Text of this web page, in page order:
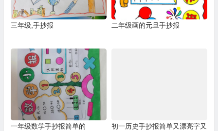
三年级,手抄报 二年级画的元旦手抄报
一年级数学手抄报简单的
初一历史手抄报简单又漂亮字又